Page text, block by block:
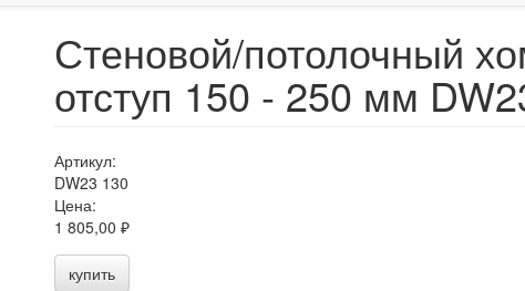
Стеновой/потолочный
отступ 150 - 250 мм
Артикул:
DW23 130
Цена:
1 805,00 ₽
купить